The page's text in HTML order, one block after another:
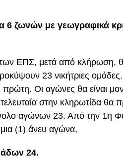
6 ζωνών με γεωγραφικά
ΕΠΣ, μετά από κλήρωση,
23 νικήτριες
πρώτη. Οι αγώνες θα είναι
τελευταία στην κληρωτίδα
αγώνων 23. Από την 1η
(1) άνευ αγώνα,
24.